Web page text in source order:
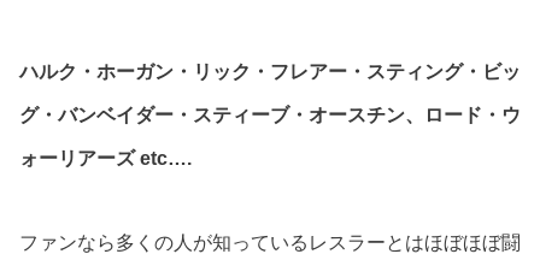
ハルク・ホーガン・リック・フレアー・スティング・ビッ
グ・バンベイダー・スティーブ・オースチン、ロード・ウ
ォーリアーズ etc….
ファンなら多くの人が知っているレスラーとはほぼほぼ闘